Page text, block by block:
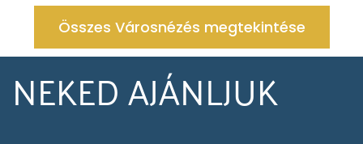
Összes Városnézés megtekintése
NEKED AJÁNLJUK